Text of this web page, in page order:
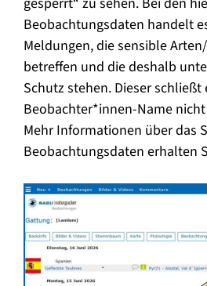
Beobachtungsdaten handelt
Meldungen, die sensible
betreffen und die deshalb
Schutz stehen. Dieser schließt
Beobachter*innen-Name
Mehr Informationen über das
Beobachtungsdaten erhalten